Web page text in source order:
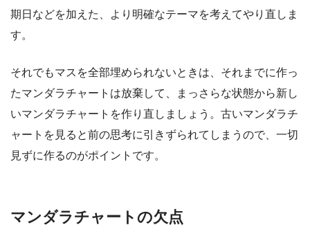
期日などを加えた、より明確なテーマを考えてやり直しま
す。
それでもマスを全部埋められないときは、それまでに作っ
たマンダラチャートは放棄して、まっさらな状態から新し
いマンダラチャートを作り直しましょう。古いマンダラチ
ャートを見ると前の思考に引きずられてしまうので、一切
見ずに作るのがポイントです。
マンダラチャートの欠点